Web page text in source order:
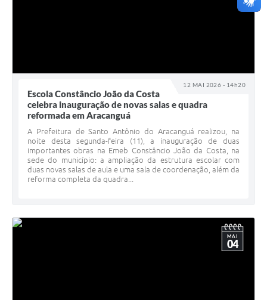
12 MAI 2026 - 14h20
Escola Constâncio João da Costa
celebra inauguração de novas salas e quadra
reformada em Aracanguá
A Prefeitura de Santo Antônio do Aracanguá realizou, na
noite desta segunda-feira (11), a inauguração de duas
importantes obras na Emeb Constâncio João da Costa, na
sede do município: a ampliação da estrutura escolar com
duas novas salas de aula e uma sala de coordenação, além da
reforma completa da quadra...
MAI
04